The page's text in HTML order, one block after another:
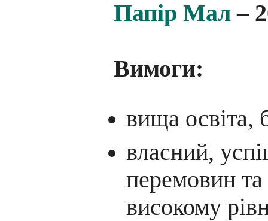
Папір Мал –
Вимоги:
вища освіта,
власний,
перемовин
високому